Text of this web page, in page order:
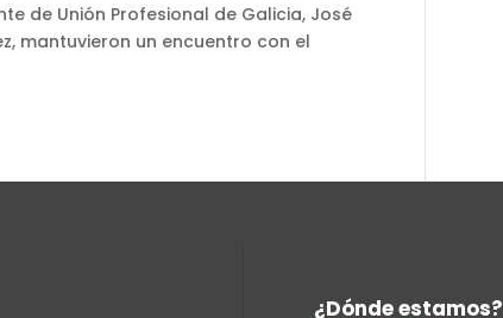
de Unión Profesional de Galicia, José
mantuvieron un encuentro con el
¿Dónde estamos?